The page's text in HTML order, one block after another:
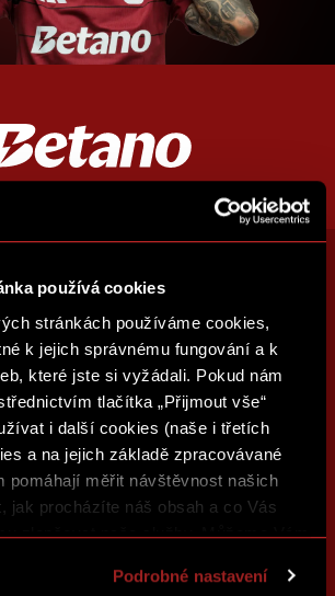
používá cookies
stránkách používáme cookies,
k jejich správnému fungování a k
které jste si vyžádali. Pokud nám
tlačítka „Přijmout vše“
i další cookies (naše i třetích
a na jejich základě zpracovávané
pomáhají měřit návštěvnost našich
jak procházíte náš obsah a co Vás
zlepšovat naše služby. Můžeme Vám
Vašich preferencí. Jednotlivé
Podrobné nastavení